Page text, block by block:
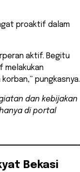
proaktif dalam
aktif. Begitu
melakukan
pungkasnya.
dan kebijakan
di portal
Bekasi